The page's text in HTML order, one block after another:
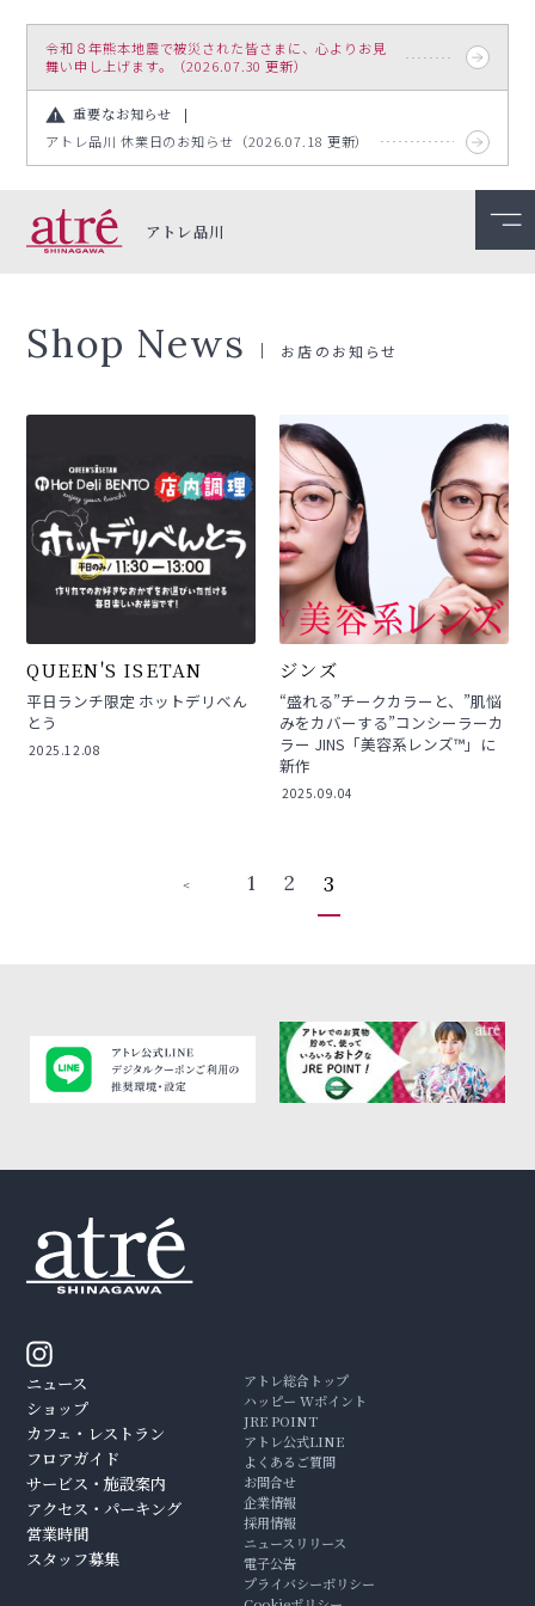
令和８年熊本地震で被災された皆さまに、心よりお見
舞い申し上げます。（2026.07.30 更新）
重要なお知らせ
アトレ品川 休業日のお知らせ（2026.07.18 更新）
アトレ品川
Shop News お店のお知らせ
QUEEN'S ISETAN
平日ランチ限定 ホットデリべん
とう
2025.12.08
ジンズ
“盛れる”チークカラーと、”肌悩
みをカバーする”コンシーラーカ
ラー JINS「美容系レンズ™」に
新作
2025.09.04
＜ 1 2 3
ニュース
ショップ
カフェ・レストラン
フロアガイド
サービス・施設案内
アクセス・パーキング
営業時間
スタッフ募集
アトレ総合トップ
ハッピー Wポイント
JRE POINT
アトレ公式LINE
よくあるご質問
お問合せ
企業情報
採用情報
ニュースリリース
電子公告
プライバシーポリシー